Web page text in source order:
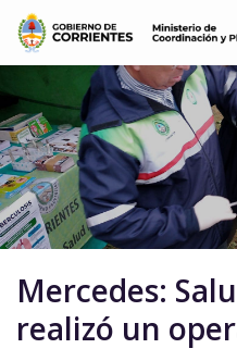
Mercedes:
realizó un